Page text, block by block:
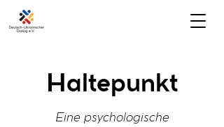
Haltepunkt
Eine psychologische